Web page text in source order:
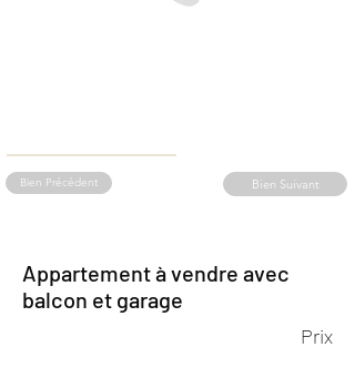
Bien Suivant
Bien Précédent
Appartement à vendre avec
balcon et garage
Prix